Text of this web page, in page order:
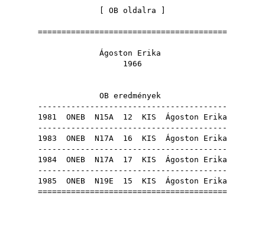
OB oldalra
========================================
Ágoston Erika
1966
OB eredmények
----------------------------------------
1981 ONEB N15A 12 KIS Ágoston Erika
----------------------------------------
1983 ONEB N17A 16 KIS Ágoston Erika
----------------------------------------
1984 ONEB N17A 17 KIS Ágoston Erika
----------------------------------------
1985 ONEB N19E 15 KIS Ágoston Erika
========================================